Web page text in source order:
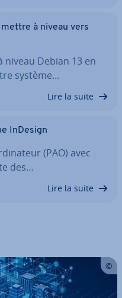
à niveau vers
niveau Debian 13 en
système…
Lire la suite
InDesign
(PAO) avec
des…
Lire la suite